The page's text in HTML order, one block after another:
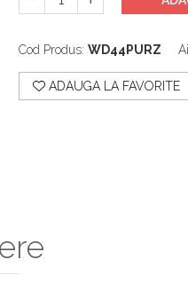
Cod Produs: WD44PURZ
ADAUGA LA FAVORITE